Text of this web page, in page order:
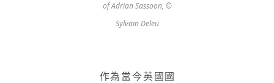
of Adrian Sassoon, ©
Sylvain Deleu
作為當今英國國